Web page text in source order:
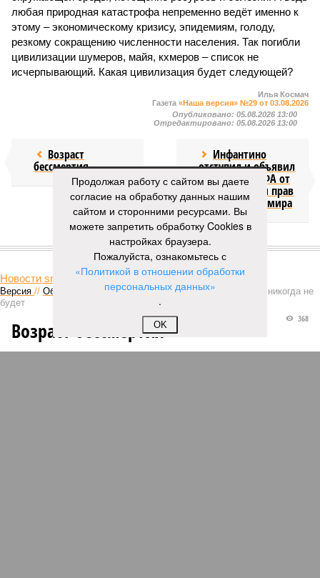
любая природная катастрофа непременно ведёт именно к
этому – экономическому кризису, эпидемиям, голоду,
резкому сокращению численности населения. Так погибли
цивилизации шумеров, майя, кхмеров – список не
исчерпывающий. Какая цивилизация будет следующей?
Илья Космач
Газета «Наша версия» №29 от 03.08.2026
Опубликовано: 05.08.2026 13:00
Отредактировано: 05.08.2026 13:00
Возраст
бессмертия
Инфантино
отступил и объявил
об отказе ФИФА от
продажи доли прав
на чемпионат мира
КОММЕНТАРИИ 1
Новости smi2.ru
Версия // Общество
Мы могли бы жить сотни лет, но этого никогда не
будет
368
Возраст бессмертия
Продолжая работу с сайтом вы даете
согласие на обработку данных нашим
сайтом и сторонними ресурсами. Вы
можете запретить обработку Cookies в
настройках браузера.
Пожалуйста, ознакомьтесь с
«Политикой в отношении обработки
персональных данных»
.
OK